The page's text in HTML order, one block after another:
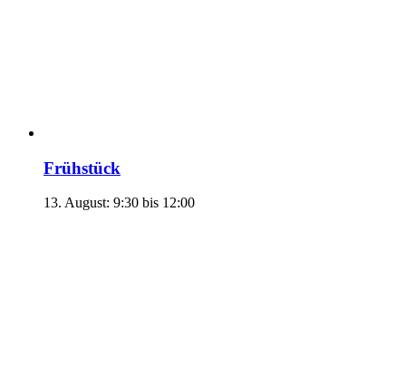
Frühstück
13. August: 9:30 bis 12:00